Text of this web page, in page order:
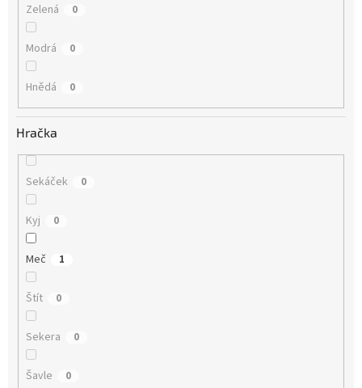
Zelená 0
Modrá 0
Hnědá 0
Hračka
Sekáček 0
Kyj 0
Meč 1
Štít 0
Sekera 0
Šavle 0